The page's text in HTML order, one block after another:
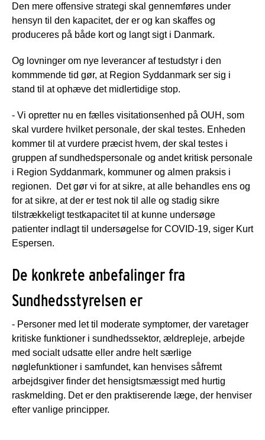
Den mere offensive strategi skal gennemføres under
hensyn til den kapacitet, der er og kan skaffes og
produceres på både kort og langt sigt i Danmark.
Og lovninger om nye leverancer af testudstyr i den
kommmende tid gør, at Region Syddanmark ser sig i
stand til at ophæve det midlertidige stop.
- Vi opretter nu en fælles visitationsenhed på OUH, som
skal vurdere hvilket personale, der skal testes. Enheden
kommer til at vurdere præcist hvem, der skal testes i
gruppen af sundhedspersonale og andet kritisk personale
i Region Syddanmark, kommuner og almen praksis i
regionen. Det gør vi for at sikre, at alle behandles ens og
for at sikre, at der er test nok til alle og stadig sikre
tilstrækkeligt testkapacitet til at kunne undersøge
patienter indlagt til undersøgelse for COVID-19, siger Kurt
Espersen.
De konkrete anbefalinger fra
Sundhedsstyrelsen er
- Personer med let til moderate symptomer, der varetager
kritiske funktioner i sundhedssektor, ældrepleje, arbejde
med socialt udsatte eller andre helt særlige
nøglefunktioner i samfundet, kan henvises såfremt
arbejdsgiver finder det hensigtsmæssigt med hurtig
raskmelding. Det er den praktiserende læge, der henviser
efter vanlige principper.